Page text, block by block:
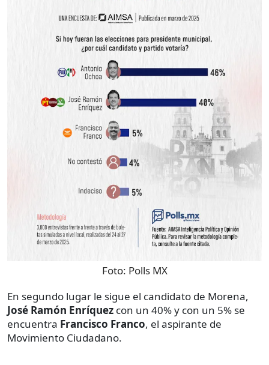
Foto: Polls MX
En segundo lugar le sigue el candidato de Morena,
José Ramón Enríquez con un 40% y con un 5% se
encuentra Francisco Franco, el aspirante de
Movimiento Ciudadano.